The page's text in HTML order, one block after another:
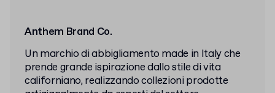
Anthem Brand Co.
Un marchio di abbigliamento made in Italy che
prende grande ispirazione dallo stile di vita
californiano, realizzando collezioni prodotte